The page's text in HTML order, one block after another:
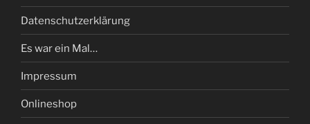
Datenschutzerklärung
Es war ein Mal…
Impressum
Onlineshop